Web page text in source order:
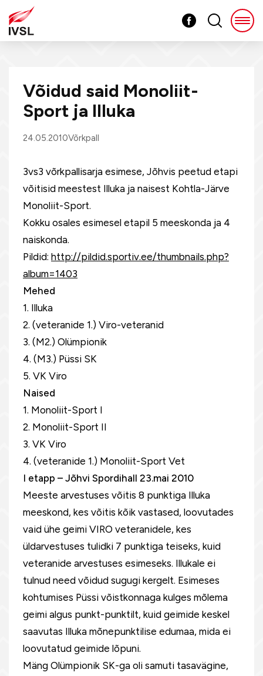
Võidud said Monoliit-
Sport ja Illuka
24.05.2010Võrkpall
3vs3 võrkpallisarja esimese, Jõhvis peetud etapi
võitisid meestest Illuka ja naisest Kohtla-Järve
Monoliit-Sport.
Kokku osales esimesel etapil 5 meeskonda ja 4
naiskonda.
Pildid: http://pildid.sportiv.ee/thumbnails.php?
album=1403
Mehed
1. Illuka
2. (veteranide 1.) Viro-veteranid
3. (M2.) Olümpionik
4. (M3.) Püssi SK
5. VK Viro
Naised
1. Monoliit-Sport I
2. Monoliit-Sport II
3. VK Viro
4. (veteranide 1.) Monoliit-Sport Vet
I etapp – Jõhvi Spordihall 23.mai 2010
Meeste arvestuses võitis 8 punktiga Illuka
meeskond, kes võitis kõik vastased, loovutades
vaid ühe geimi VIRO veteranidele, kes
üldarvestuses tulidki 7 punktiga teiseks, kuid
veteranide arvestuses esimeseks. Illukale ei
tulnud need võidud sugugi kergelt. Esimeses
kohtumises Püssi võistkonnaga kulges mõlema
geimi algus punkt-punktilt, kuid geimide keskel
saavutas Illuka mõnepunktilise edumaa, mida ei
loovutatud geimide lõpuni.
Mäng Olümpionik SK-ga oli samuti tasavägine,